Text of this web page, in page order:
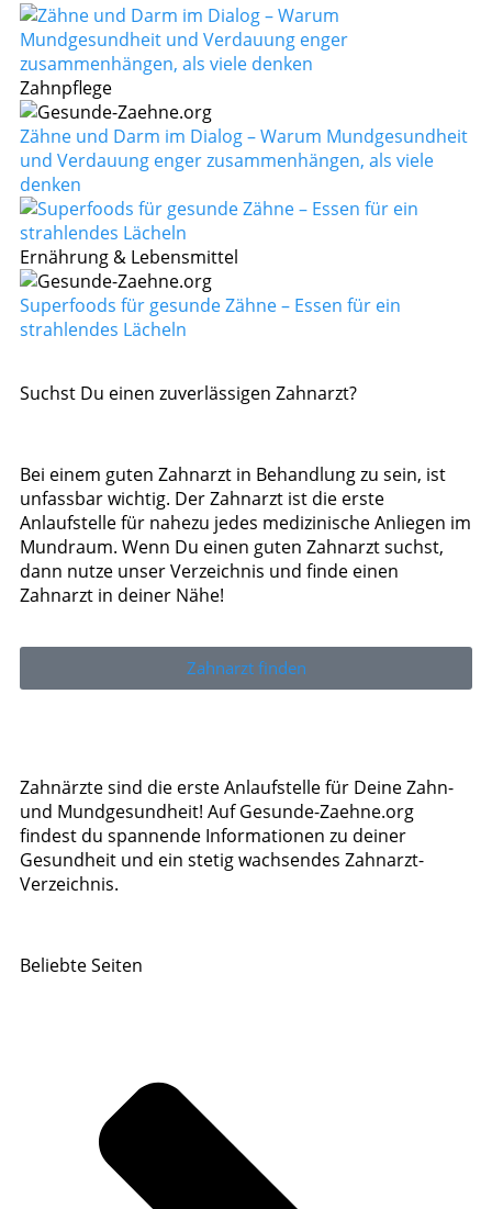
Zahnpflege
Zähne und Darm im Dialog – Warum Mundgesundheit
und Verdauung enger zusammenhängen, als viele
denken
Ernährung & Lebensmittel
Superfoods für gesunde Zähne – Essen für ein
strahlendes Lächeln
Suchst Du einen zuverlässigen Zahnarzt?
Bei einem guten Zahnarzt in Behandlung zu sein, ist
unfassbar wichtig. Der Zahnarzt ist die erste
Anlaufstelle für nahezu jedes medizinische Anliegen im
Mundraum. Wenn Du einen guten Zahnarzt suchst,
dann nutze unser Verzeichnis und finde einen
Zahnarzt in deiner Nähe!
Zahnarzt finden
Zahnärzte sind die erste Anlaufstelle für Deine Zahn-
und Mundgesundheit! Auf Gesunde-Zaehne.org
findest du spannende Informationen zu deiner
Gesundheit und ein stetig wachsendes Zahnarzt-
Verzeichnis.
Beliebte Seiten